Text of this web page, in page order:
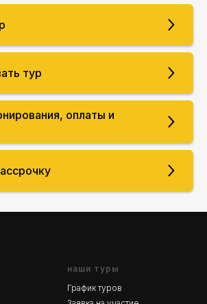
тур
оплаты и
наши туры
График туров